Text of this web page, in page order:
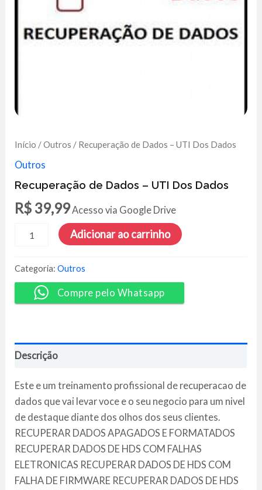
Início /Outros / Recuperação de Dados – UTI Dos Dados
Outros
Recuperação de Dados – UTI Dos Dados
R$ 39,99Acesso via Google Drive
Recuperação
-
UTI
Dos
Dados
Adicionar ao carrinho
Categoria:Outros
Compre pelo Whatsapp
Descrição
Este e um treinamento profissional de recuperacao de
dados que vai levar voce e o seu negocio para um nivel
de destaque diante dos olhos dos seus clientes.
RECUPERAR DADOS APAGADOS E FORMATADOS
RECUPERAR DADOS DE HDS COM FALHAS
ELETRONICAS RECUPERAR DADOS DE HDS COM
FALHA DE FIRMWARE RECUPERAR DADOS DE HDS